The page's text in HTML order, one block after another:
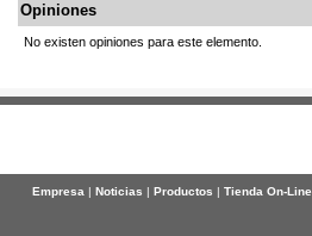
Opiniones
No existen opiniones para este elemento.
Empresa| Noticias | Productos | Tienda On-Line